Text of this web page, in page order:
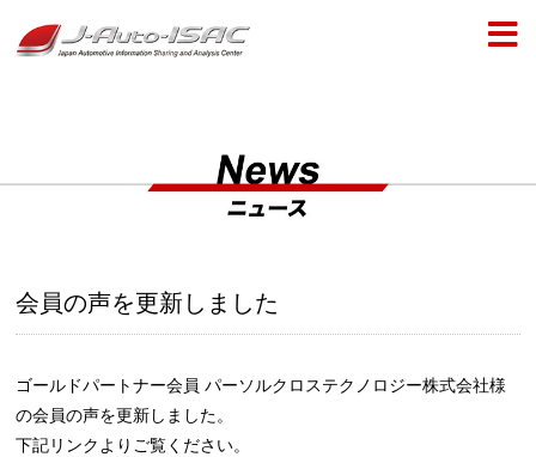
会員の声を更新しました
ゴールドパートナー会員 パーソルクロステクノロジー株式会社様
の会員の声を更新しました。
下記リンクよりご覧ください。